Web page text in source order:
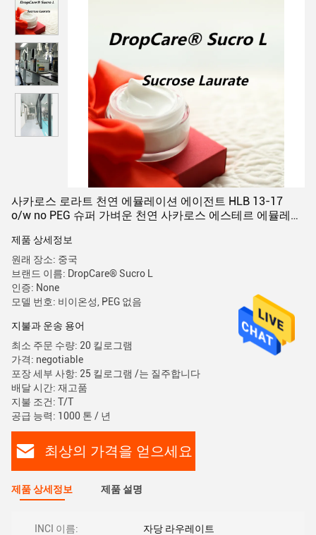
사카로스 로라트 천연 에뮬레이션 에이전트 HLB 13-17
o/w no PEG 슈퍼 가벼운 천연 사카로스 에스테르 에뮬레이
제품 상세정보
원래 장소: 중국
브랜드 이름: DropCare® Sucro L
인증: None
모델 번호: 비이온성, PEG 없음
지불과 운송 용어
최소 주문 수량: 20 킬로그램
가격: negotiable
포장 세부 사항: 25 킬로그램 /는 질주합니다
배달 시간: 재고품
지불 조건: T/T
공급 능력: 1000 톤 / 년
최상의 가격을 얻으세요
제품 상세정보 제품 설명
INCI 이름: 자당 라우레이트